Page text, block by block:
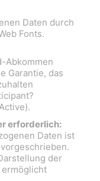
Daten durch
Fonts.
Abkommen
Garantie, das
erforderlich:
Daten ist
der
ermöglicht